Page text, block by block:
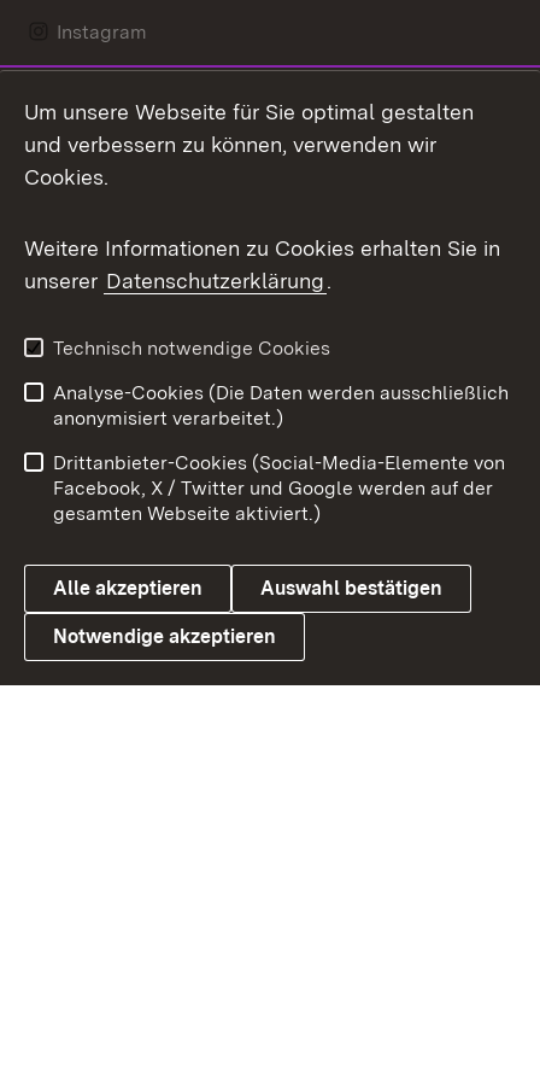
Instagram
Mastodon
Messenger
Social Wall
X / Twitter
Youtube
Link zum Landesportal
Benutzungshinweise
Barrierefreiheit
Datenschutz
Cookies
Um unsere Webseite für Sie optimal gestalten
und verbessern zu können, verwenden wir
Cookies.
Weitere Informationen zu Cookies erhalten Sie in
unserer Datenschutzerklärung.
Technisch notwendige Cookies
Analyse-Cookies (Die Daten werden ausschließlich
anonymisiert verarbeitet.)
Drittanbieter-Cookies (Social-Media-Elemente von
Facebook, X / Twitter und Google werden auf der
gesamten Webseite aktiviert.)
Alle akzeptieren Auswahl bestätigen
Notwendige akzeptieren